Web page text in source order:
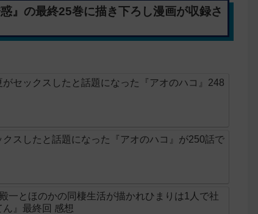
』の最終25巻に描き下ろし漫画が収録さ
セックスしたと話題になった『アオのハコ』248
スしたと話題になった『アオのハコ』が250話で
一とほのかの同棲生活が描かれひまりは1人で社
』最終回 感想